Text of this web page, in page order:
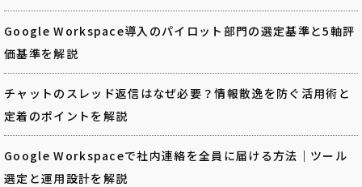
Google Workspace導入のパイロット部門の選定基準と5軸評
価基準を解説
チャットのスレッド返信はなぜ必要？情報散逸を防ぐ活用術と
定着のポイントを解説
Google Workspaceで社内連絡を全員に届ける方法｜ツール
選定と運用設計を解説